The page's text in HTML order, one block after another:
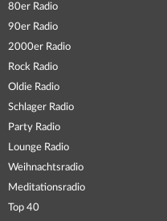
80er Radio
90er Radio
2000er Radio
Rock Radio
Oldie Radio
Schlager Radio
Party Radio
Lounge Radio
Weihnachtsradio
Meditationsradio
Top 40